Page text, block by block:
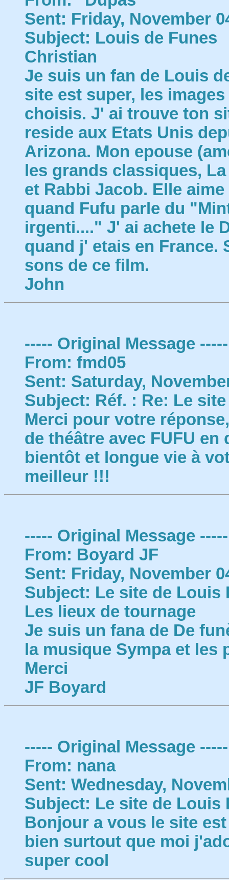
Sent: Friday, November
Subject: Louis de Funes
Christian
Je suis un fan de Louis
site est super, les
choisis. J' ai trouve ton
reside aux Etats Unis
Arizona. Mon epouse
les grands classiques,
et Rabbi Jacob. Elle
quand Fufu parle du
irgenti...." J' ai achete le
quand j' etais en France.
sons de ce film.
John
----- Original Message -----
From: fmd05
Sent: Saturday,
Subject: Réf. : Re: Le
Merci pour votre
de théâtre avec FUFU
bientôt et longue vie à
meilleur !!!
----- Original Message -----
From: Boyard JF
Sent: Friday, November
Subject: Le site de Louis
Les lieux de tournage
Je suis un fana de De
la musique Sympa et
Merci
JF Boyard
----- Original Message -----
From: nana
Sent: Wednesday,
Subject: Le site de Louis
Bonjour a vous le site
bien surtout que moi
super cool